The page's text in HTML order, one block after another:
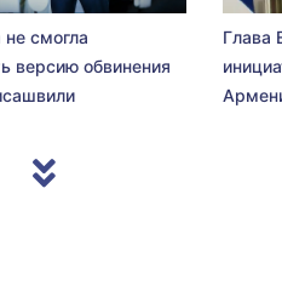
смогла
версию обвинения
Глава